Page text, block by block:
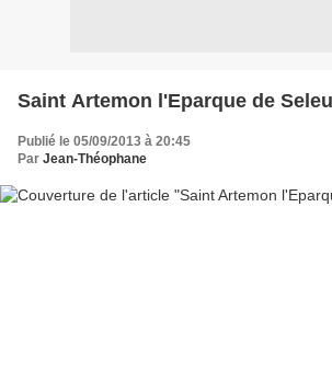
Saint Artemon l'Eparque de
Publié le 05/09/2013 à 20:45
Par Jean-Théophane